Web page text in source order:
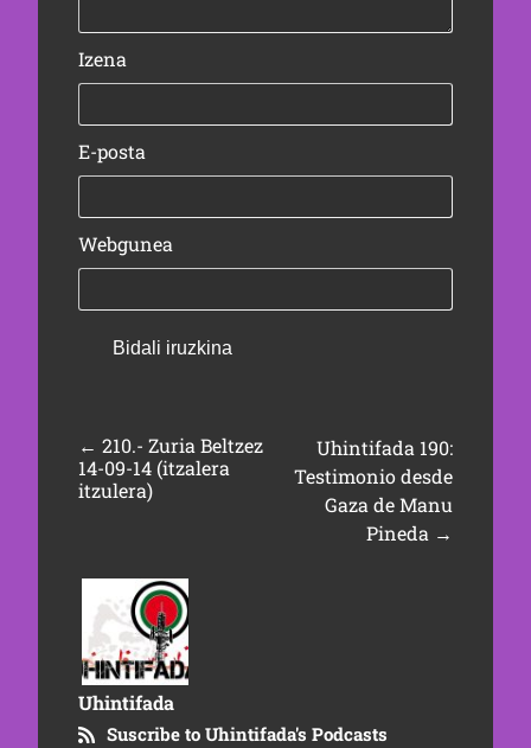
Izena
E-posta
Webgunea
← 210.- Zuria Beltzez
14-09-14 (itzalera
itzulera)
Uhintifada 190:
Testimonio desde
Gaza de Manu
Pineda →
Uhintifada
Suscribe to Uhintifada's Podcasts